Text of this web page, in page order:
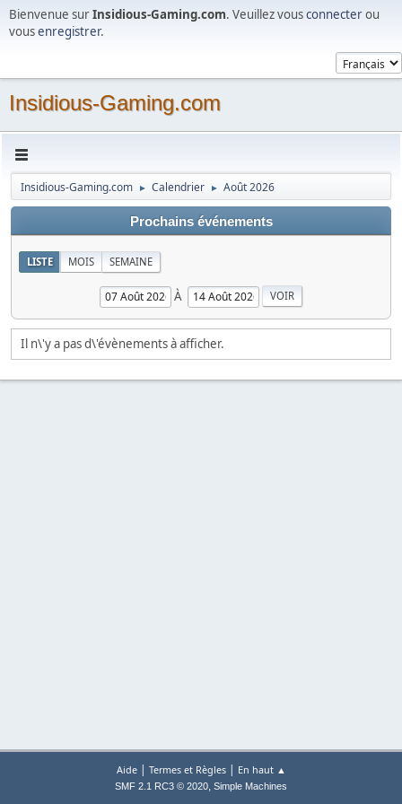
Bienvenue surInsidious-Gaming.com. Veuillez vousconnecterou
vousenregistrer.
Insidious-Gaming.com
Insidious-Gaming.com ► Calendrier ► Août 2026
Prochains événements
LISTE MOIS SEMAINE
À
Il n\'y a pas d\'évènements à afficher.
Aide| Termes et Règles| En haut ▲
SMF 2.1 RC3 © 2020, Simple Machines